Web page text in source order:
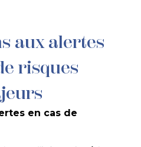
DU BAIL « LE
LE CORNAFION
aux alertes
risques
en cas de